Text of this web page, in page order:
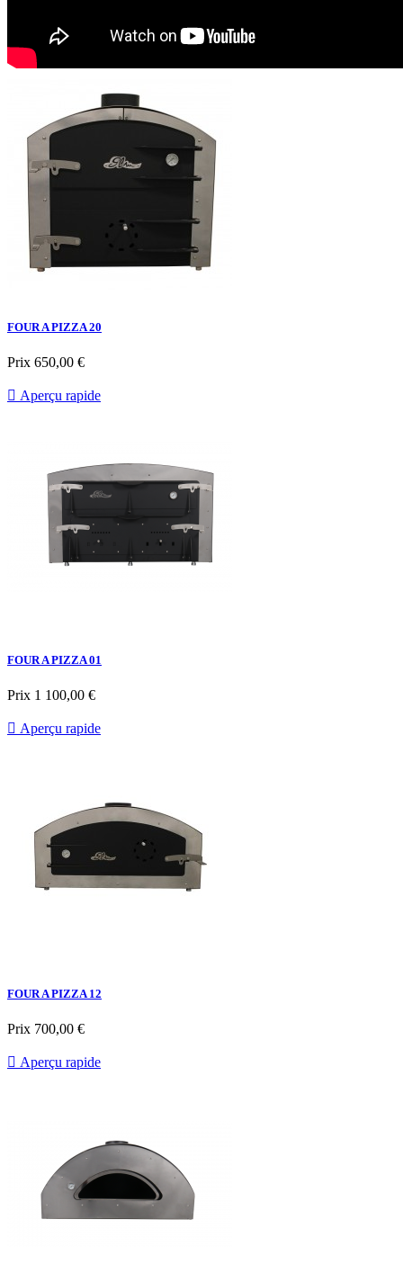
FOUR A PIZZA 20
Prix 650,00 €
 Aperçu rapide
FOUR A PIZZA 01
Prix 1 100,00 €
 Aperçu rapide
FOUR A PIZZA 12
Prix 700,00 €
 Aperçu rapide